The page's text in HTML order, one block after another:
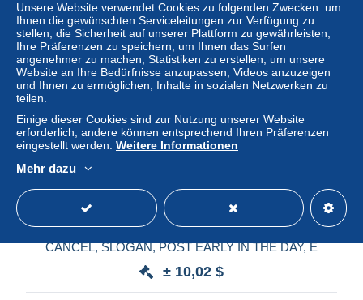
GB TO STRAITS SETTLEMENTS 1937, FDC ? COVER
CANCEL, SLOGAN, POST EARLY IN THE DAY, E
± 10,02 $
Unsere Website verwendet Cookies zu folgenden Zwecken: um
Ihnen die gewünschten Serviceleitungen zur Verfügung zu
stellen, die Sicherheit auf unserer Plattform zu gewährleisten,
Ihre Präferenzen zu speichern, um Ihnen das Surfen
angenehmer zu machen, Statistiken zu erstellen, um unsere
Website an Ihre Bedürfnisse anzupassen, Videos anzuzeigen
und Ihnen zu ermöglichen, Inhalte in sozialen Netzwerken zu
teilen.
Einige dieser Cookies sind zur Nutzung unserer Website
erforderlich, andere können entsprechend Ihren Präferenzen
eingestellt werden. Weitere Informationen
Mehr dazu